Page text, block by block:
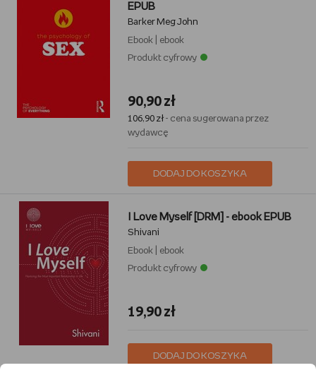
EPUB
Barker Meg John
Ebook
ebook
Produkt cyfrowy
90,90 zł
106,90 zł- cena sugerowana przez
wydawcę
DODAJ DO KOSZYKA
I Love Myself [DRM] - ebook EPUB
Shivani
Ebook
ebook
Produkt cyfrowy
19,90 zł
DODAJ DO KOSZYKA